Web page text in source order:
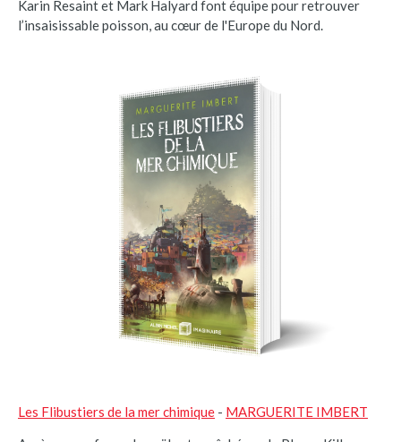
Karin Resaint et Mark Halyard font équipe pour retrouver
l’insaisissable poisson, au cœur de l'Europe du Nord.
Les Flibustiers de la mer chimique - MARGUERITE IMBERT